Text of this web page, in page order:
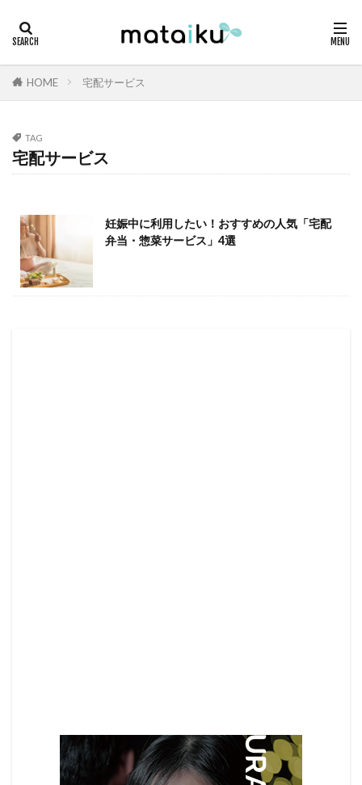
HOME 宅配サービス
TAG
宅配サービス
妊娠中に利用したい！おすすめの人気「宅配
弁当・惣菜サービス」4選